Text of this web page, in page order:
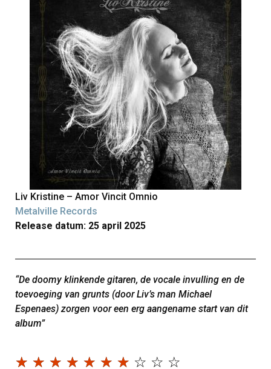
Liv Kristine – Amor Vincit Omnio
Metalville Records
Release datum: 25 april 2025
“De doomy klinkende gitaren, de vocale invulling en de
toevoeging van grunts (door Liv’s man Michael
Espenaes) zorgen voor een erg aangename start van dit
album”
☆ ☆ ☆ ☆ ☆ ☆ ☆ ☆ ☆ ☆